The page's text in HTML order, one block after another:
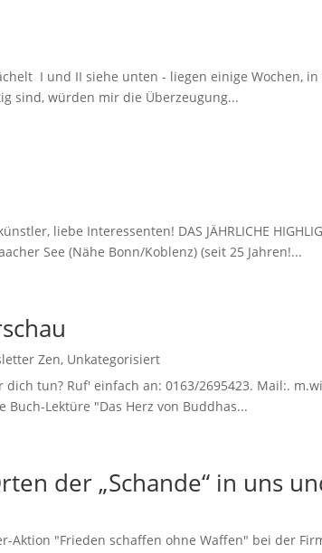
I und II siehe unten - liegen einige Wochen,
sind, würden mir die Überzeugung...
liebe Interessenten! DAS JÄHRLICHE
See (Nähe Bonn/Koblenz) (seit 25 Jahren!...
Zen, Unkategorisiert
dich tun? Ruf' einfach an: 0163/2695423. Mail:.
Buch-Lektüre "Das Herz von Buddhas...
der „Schande“ in uns
Aktion "Frieden schaffen ohne Waffen" bei der